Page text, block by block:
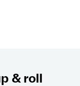
& roll